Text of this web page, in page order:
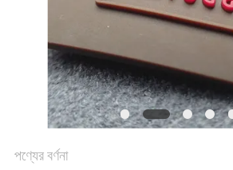
পণ্যের বর্ণনা